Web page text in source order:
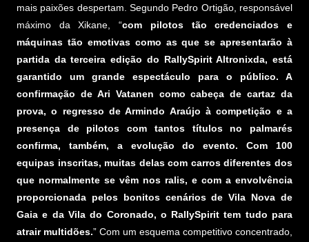
mais paixões despertam. Segundo Pedro Ortigão, responsável
máximo da Xikane, “com pilotos tão credenciados e
máquinas tão emotivas como as que se apresentarão à
partida da terceira edição do RallySpirit Altronixda, está
garantido um grande espectáculo para o público. A
confirmação de Ari Vatanen como cabeça de cartaz da
prova, o regresso de Armindo Araújo à competição e a
presença de pilotos com tantos títulos no palmarés
confirma, também, a evolução do evento. Com 100
equipas inscritas, muitas delas com carros diferentes dos
que normalmente se vêm nos ralis, e com a envolvência
proporcionada pelos bonitos cenários de Vila Nova de
Gaia e da Vila do Coronado, o RallySpirit tem tudo para
atrair multidões.” Com um esquema competitivo concentrado,